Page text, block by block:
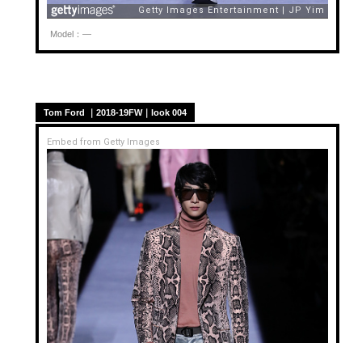
Model：—
Tom Ford ｜2018-19FW｜look 004
Embed from Getty Images